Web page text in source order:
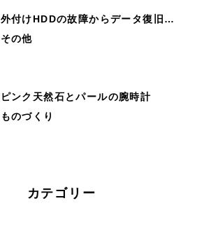
外付けHDDの故障からデータ復旧…
その他
ピンク天然石とパールの腕時計
ものづくり
カテゴリー